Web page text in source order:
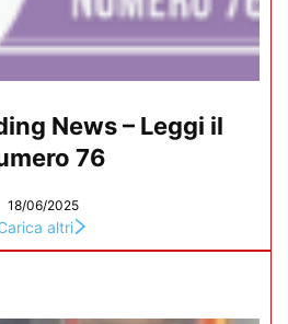
News – Leggi il
76
18/06/2025
altri